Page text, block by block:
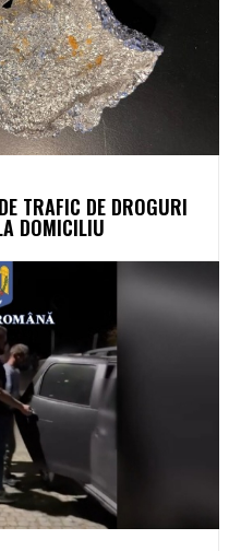
TRAFIC DE DROGURI
DOMICILIU